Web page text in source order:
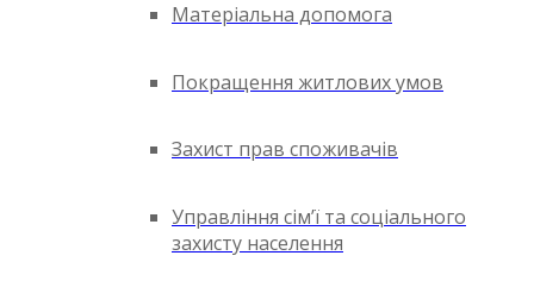
Матеріальна допомога
Покращення житлових умов
Захист прав споживачів
Управління сім’ї та соціального
захисту населення